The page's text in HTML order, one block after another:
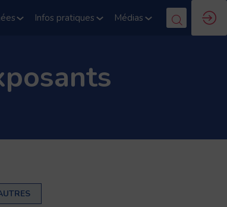
Infos pratiques Médias